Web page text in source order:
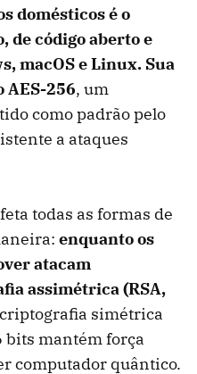
domésticos é o
de código aberto e
macOS e Linux. Sua
AES-256, um
como padrão pelo
a ataques
todas as formas de
enquanto os
atacam
assimétrica (RSA,
simétrica
bits mantém força
computador quântico.